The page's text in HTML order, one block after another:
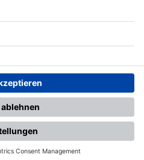
Impressum